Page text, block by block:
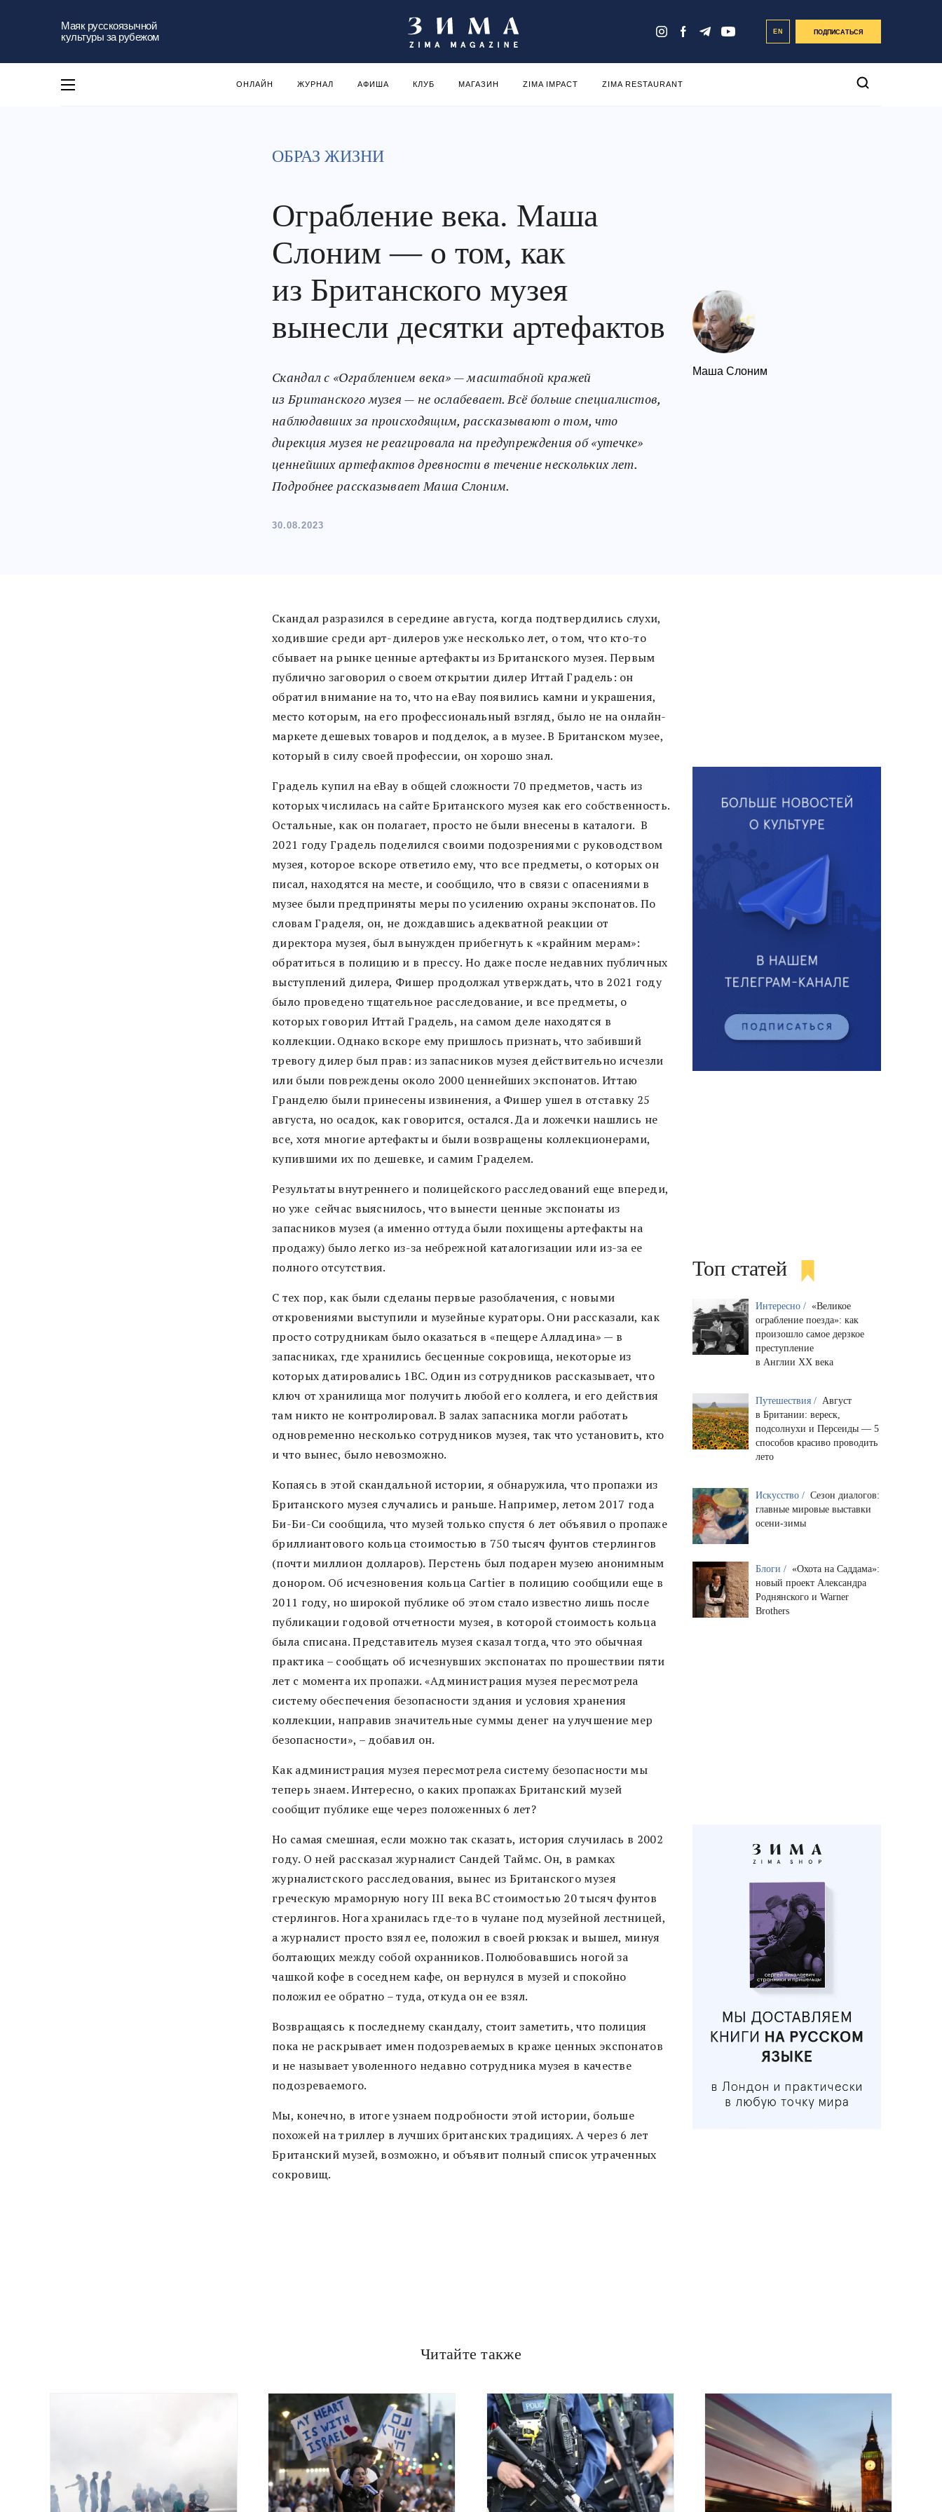
Маяк русскоязычной
культуры за рубежом
EN ПОДПИСАТЬСЯ
ОНЛАЙН ЖУРНАЛ АФИША КЛУБ МАГАЗИН ZIMA IMPACT ZIMA RESTAURANT
ОБРАЗ ЖИЗНИ
Ограбление века. Маша
Слоним — о том, как
из Британского музея
вынесли десятки артефактов
Скандал с «Ограблением века» — масштабной кражей
из Британского музея — не ослабевает. Всё больше специалистов,
наблюдавших за происходящим, рассказывают о том, что
дирекция музея не реагировала на предупреждения об «утечке»
ценнейших артефактов древности в течение нескольких лет.
Подробнее рассказывает Маша Слоним.
30.08.2023
Маша Слоним
Скандал разразился в середине августа, когда подтвердились слухи,
ходившие среди арт-дилеров уже несколько лет, о том, что кто-то
сбывает на рынке ценные артефакты из Британского музея. Первым
публично заговорил о своем открытии дилер Иттай Градель: он
обратил внимание на то, что на eBay появились камни и украшения,
место которым, на его профессиональный взгляд, было не на онлайн-
маркете дешевых товаров и подделок, а в музее. В Британском музее,
который в силу своей профессии, он хорошо знал.
Градель купил на eBay в общей сложности 70 предметов, часть из
которых числилась на сайте Британского музея как его собственность.
Остальные, как он полагает, просто не были внесены в каталоги. В
2021 году Градель поделился своими подозрениями с руководством
музея, которое вскоре ответило ему, что все предметы, о которых он
писал, находятся на месте, и сообщило, что в связи с опасениями в
музее были предприняты меры по усилению охраны экспонатов. По
словам Граделя, он, не дождавшись адекватной реакции от
директора музея, был вынужден прибегнуть к «крайним мерам»:
обратиться в полицию и в прессу. Но даже после недавних публичных
выступлений дилера, Фишер продолжал утверждать, что в 2021 году
было проведено тщательное расследование, и все предметы, о
которых говорил Иттай Градель, на самом деле находятся в
коллекции. Однако вскоре ему пришлось признать, что забивший
тревогу дилер был прав: из запасников музея действительно исчезли
или были повреждены около 2000 ценнейших экспонатов. Иттаю
Гранделю были принесены извинения, а Фишер ушел в отставку 25
августа, но осадок, как говорится, остался. Да и ложечки нашлись не
все, хотя многие артефакты и были возвращены коллекционерами,
купившими их по дешевке, и самим Граделем.
Результаты внутреннего и полицейского расследований еще впереди,
но уже сейчас выяснилось, что вынести ценные экспонаты из
запасников музея (а именно оттуда были похищены артефакты на
продажу) было легко из-за небрежной каталогизации или из-за ее
полного отсутствия.
С тех пор, как были сделаны первые разоблачения, с новыми
откровениями выступили и музейные кураторы. Они рассказали, как
просто сотрудникам было оказаться в «пещере Алладина» — в
запасниках, где хранились бесценные сокровища, некоторые из
которых датировались 1BC. Один из сотрудников рассказывает, что
ключ от хранилища мог получить любой его коллега, и его действия
там никто не контролировал. В залах запасника могли работать
одновременно несколько сотрудников музея, так что установить, кто
и что вынес, было невозможно.
Копаясь в этой скандальной истории, я обнаружила, что пропажи из
Британского музея случались и раньше. Например, летом 2017 года
Би-Би-Си сообщила, что музей только спустя 6 лет объявил о пропаже
бриллиантового кольца стоимостью в 750 тысяч фунтов стерлингов
(почти миллион долларов). Перстень был подарен музею анонимным
донором. Об исчезновения кольца Cartier в полицию сообщили еще в
2011 году, но широкой публике об этом стало известно лишь после
публикации годовой отчетности музея, в которой стоимость кольца
была списана. Представитель музея сказал тогда, что это обычная
практика – сообщать об исчезнувших экспонатах по прошествии пяти
лет с момента их пропажи. «Администрация музея пересмотрела
систему обеспечения безопасности здания и условия хранения
коллекции, направив значительные суммы денег на улучшение мер
безопасности», – добавил он.
Как администрация музея пересмотрела систему безопасности мы
теперь знаем. Интересно, о каких пропажах Британский музей
сообщит публике еще через положенных 6 лет?
Но самая смешная, если можно так сказать, история случилась в 2002
году. О ней рассказал журналист Сандей Таймс. Он, в рамках
журналистского расследования, вынес из Британского музея
греческую мраморную ногу III века BC стоимостью 20 тысяч фунтов
стерлингов. Нога хранилась где-то в чулане под музейной лестницей,
а журналист просто взял ее, положил в своей рюкзак и вышел, минуя
болтающих между собой охранников. Полюбовавшись ногой за
чашкой кофе в соседнем кафе, он вернулся в музей и спокойно
положил ее обратно – туда, откуда он ее взял.
Возвращаясь к последнему скандалу, стоит заметить, что полиция
пока не раскрывает имен подозреваемых в краже ценных экспонатов
и не называет уволенного недавно сотрудника музея в качестве
подозреваемого.
Мы, конечно, в итоге узнаем подробности этой истории, больше
похожей на триллер в лучших британских традициях. А через 6 лет
Британский музей, возможно, и объявит полный список утраченных
сокровищ.
Топ статей
Интересно / «Великое
ограбление поезда»: как
произошло самое дерзкое
преступление
в Англии XX века
Путешествия / Август
в Британии: вереск,
подсолнухи и Персеиды — 5
способов красиво проводить
лето
Искусство / Сезон диалогов:
главные мировые выставки
осени-зимы
Блоги / «Охота на Саддама»:
новый проект Александра
Роднянского и Warner
Brothers
Читайте также